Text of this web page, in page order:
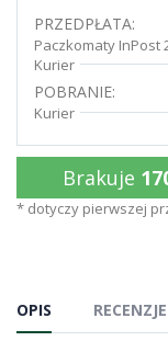
PRZEDPŁATA:
Paczkomaty InPost
Kurier
POBRANIE:
Kurier
Brakuje
* dotyczy pierwszej
OPIS RECENZJE